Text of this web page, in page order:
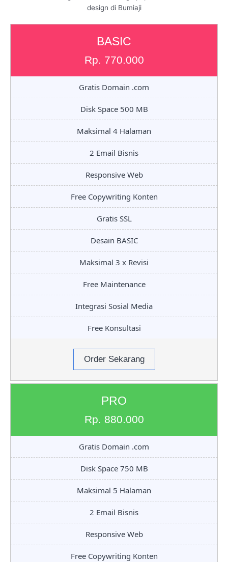
design di Bumiaji
BASIC
Rp. 770.000
Gratis Domain .com
Disk Space 500 MB
Maksimal 4 Halaman
2 Email Bisnis
Responsive Web
Free Copywriting Konten
Gratis SSL
Desain BASIC
Maksimal 3 x Revisi
Free Maintenance
Integrasi Sosial Media
Free Konsultasi
Order Sekarang
PRO
Rp. 880.000
Gratis Domain .com
Disk Space 750 MB
Maksimal 5 Halaman
2 Email Bisnis
Responsive Web
Free Copywriting Konten